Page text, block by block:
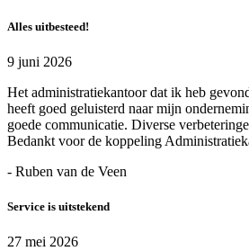
Alles uitbesteed!
9 juni 2026
Het administratiekantoor dat ik heb
heeft goed geluisterd naar mijn
goede communicatie. Diverse
Bedankt voor de koppeling
- Ruben van de Veen
Service is uitstekend
27 mei 2026